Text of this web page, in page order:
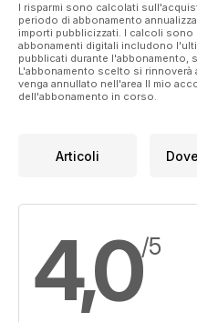
I risparmi sono calcolati
periodo di abbonamento
importi pubblicizzati. I calcoli
abbonamenti digitali includono
pubblicati durante l'abbonamento,
L'abbonamento scelto si rinnoverà
venga annullato nell'area Il mio
dell'abbonamento in corso.
Articoli
4,0/5